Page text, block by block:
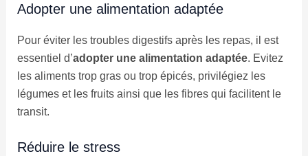
Adopter une alimentation adaptée
Pour éviter les troubles digestifs après les repas, il est
essentiel d’adopter une alimentation adaptée. Evitez
les aliments trop gras ou trop épicés, privilégiez les
légumes et les fruits ainsi que les fibres qui facilitent le
transit.
Réduire le stress